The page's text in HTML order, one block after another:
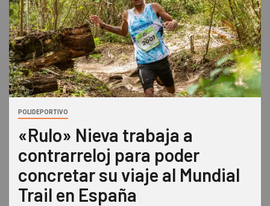
POLIDEPORTIVO
«Rulo» Nieva trabaja a
contrarreloj para poder
concretar su viaje al Mundial
Trail en España